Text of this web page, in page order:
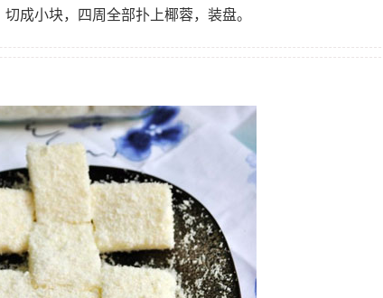
成小块，四周全部扑上椰蓉，装盘。